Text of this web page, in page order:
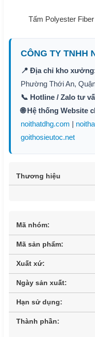
Tấm Polyester Fiber
CÔNG TY TNHH
📍 Địa chỉ kho
Phường Thới An,
📞 Hotline / Zalo tư
🌐 Hệ thống Website
noithatdhg.com |
goithosieutoc.net
Thương hiệu
Mã nhóm:
Mã sản phẩm:
Xuất xứ:
Ngày sản xuất:
Hạn sử dụng:
Thành phần: